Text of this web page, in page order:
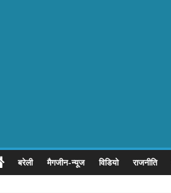
बरेली मैगजीन-न्यूज विडियो राजनीति